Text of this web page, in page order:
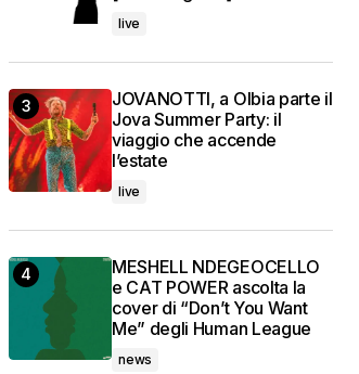
live
JOVANOTTI, a Olbia parte il
Jova Summer Party: il
viaggio che accende
l’estate
live
MESHELL NDEGEOCELLO
e CAT POWER ascolta la
cover di “Don’t You Want
Me” degli Human League
news